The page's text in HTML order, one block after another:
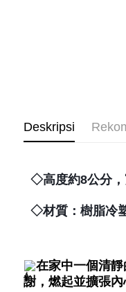
Deskripsi
◇高度約8公分
◇材質：樹脂冷
在家中一個清
謝，燃起並擴張